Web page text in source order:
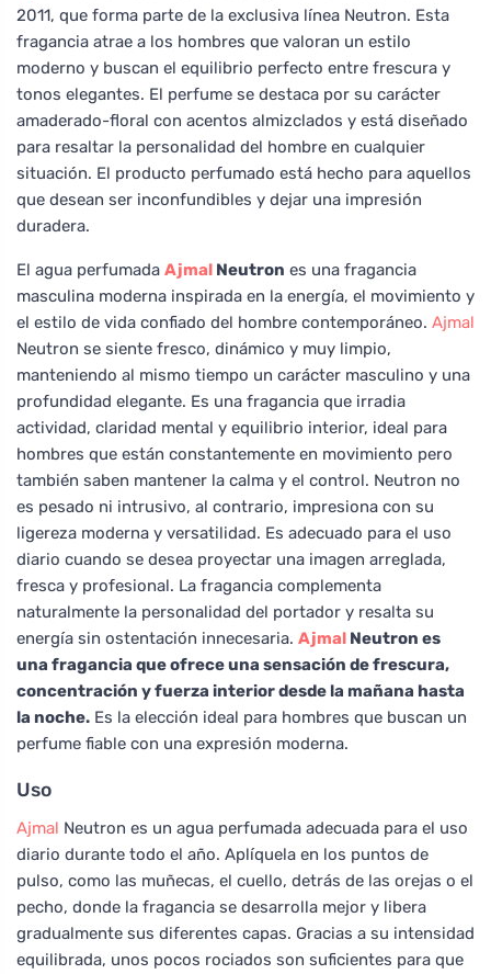
2011, que forma parte de la exclusiva línea Neutron. Esta
fragancia atrae a los hombres que valoran un estilo
moderno y buscan el equilibrio perfecto entre frescura y
tonos elegantes. El perfume se destaca por su carácter
amaderado-floral con acentos almizclados y está diseñado
para resaltar la personalidad del hombre en cualquier
situación. El producto perfumado está hecho para aquellos
que desean ser inconfundibles y dejar una impresión
duradera.
El agua perfumada Ajmal Neutron es una fragancia
masculina moderna inspirada en la energía, el movimiento y
el estilo de vida confiado del hombre contemporáneo. Ajmal
Neutron se siente fresco, dinámico y muy limpio,
manteniendo al mismo tiempo un carácter masculino y una
profundidad elegante. Es una fragancia que irradia
actividad, claridad mental y equilibrio interior, ideal para
hombres que están constantemente en movimiento pero
también saben mantener la calma y el control. Neutron no
es pesado ni intrusivo, al contrario, impresiona con su
ligereza moderna y versatilidad. Es adecuado para el uso
diario cuando se desea proyectar una imagen arreglada,
fresca y profesional. La fragancia complementa
naturalmente la personalidad del portador y resalta su
energía sin ostentación innecesaria. Ajmal Neutron es
una fragancia que ofrece una sensación de frescura,
concentración y fuerza interior desde la mañana hasta
la noche. Es la elección ideal para hombres que buscan un
perfume fiable con una expresión moderna.
Uso
Ajmal Neutron es un agua perfumada adecuada para el uso
diario durante todo el año. Aplíquela en los puntos de
pulso, como las muñecas, el cuello, detrás de las orejas o el
pecho, donde la fragancia se desarrolla mejor y libera
gradualmente sus diferentes capas. Gracias a su intensidad
equilibrada, unos pocos rociados son suficientes para que